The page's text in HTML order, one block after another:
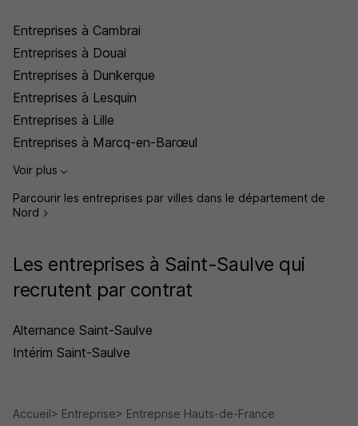
Entreprises à Cambrai
Entreprises à Douai
Entreprises à Dunkerque
Entreprises à Lesquin
Entreprises à Lille
Entreprises à Marcq-en-Barœul
Voir plus
Parcourir les entreprises par villes dans le département de
Nord
Les entreprises à Saint-Saulve qui
recrutent par contrat
Alternance Saint-Saulve
Intérim Saint-Saulve
Accueil Entreprise
Entreprise Hauts-de-France